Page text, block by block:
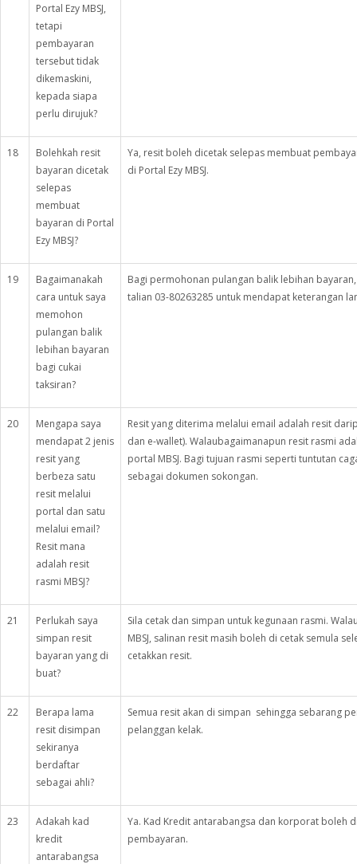
Portal Ezy MBSJ,
tetapi
pembayaran
tersebut tidak
dikemaskini,
kepada siapa
perlu dirujuk?
18
Bolehkah resit
bayaran dicetak
selepas
membuat
bayaran di Portal
Ezy MBSJ?
Ya, resit boleh dicetak selepas membuat
di Portal Ezy MBSJ.
19
Bagaimanakah
cara untuk saya
memohon
pulangan balik
lebihan bayaran
bagi cukai
taksiran?
Bagi permohonan pulangan balik lebihan
talian 03-80263285 untuk mendapat keterangan
20
Mengapa saya
mendapat 2 jenis
resit yang
berbeza satu
resit melalui
portal dan satu
melalui email?
Resit mana
adalah resit
rasmi MBSJ?
Resit yang diterima melalui email adalah resit
dan e-wallet). Walaubagaimanapun resit rasmi
portal MBSJ. Bagi tujuan rasmi seperti tuntutan
sebagai dokumen sokongan.
21
Perlukah saya
simpan resit
bayaran yang di
buat?
Sila cetak dan simpan untuk kegunaan rasmi.
MBSJ, salinan resit masih boleh di cetak semula
cetakkan resit.
22
Berapa lama
resit disimpan
sekiranya
berdaftar
sebagai ahli?
Semua resit akan di simpan sehingga sebarang
pelanggan kelak.
23
Adakah kad
kredit
antarabangsa
Ya. Kad Kredit antarabangsa dan korporat boleh
pembayaran.